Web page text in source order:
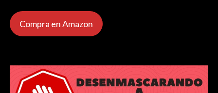
Compra en Amazon